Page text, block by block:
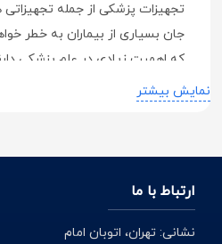
تجهیزات پزشکی از جمله
جان بسیاری از بیماران به خطر
که اهمیت زیادی در علم پزشکی
ممکن است برای معاینه، تشخیص و
کاربرد و مزایای تجهیزات
نمایش بیشتر
ارتباط با ما
نشانی: تهران، اتوبان امام